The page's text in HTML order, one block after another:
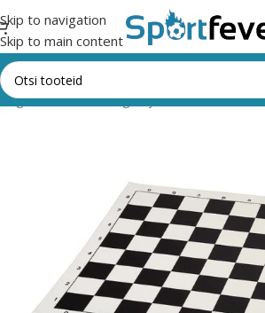
Skip to navigation
Skip to main content
Lauamängud ja vahendid Male,